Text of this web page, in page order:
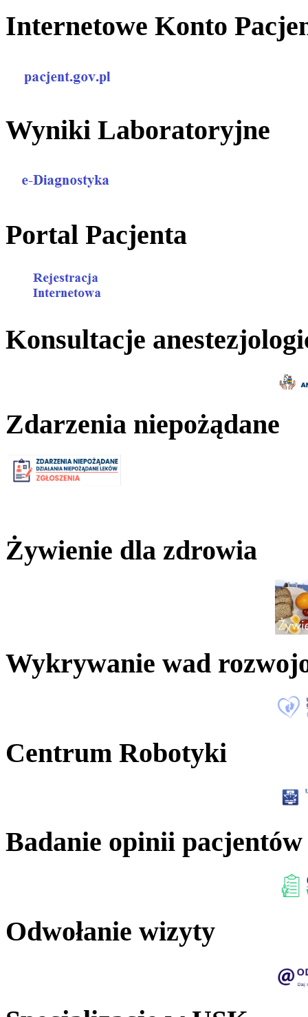
Internetowe Konto
Wyniki Laboratoryjne
Portal Pacjenta
Konsultacje
Zdarzenia niepożądane
Żywienie dla zdrowia
Wykrywanie wad
Centrum Robotyki
Badanie opinii pacjentów
Odwołanie wizyty